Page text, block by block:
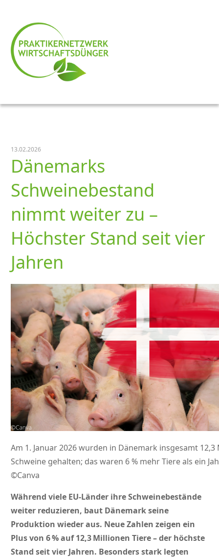
13.02.2026
Dänemarks
Schweinebestand
nimmt weiter zu –
Höchster Stand seit vier
Jahren
Am 1. Januar 2026 wurden in Dänemark insgesamt 12,3
Schweine gehalten; das waren 6 % mehr Tiere als ein
©Canva
Während viele EU-Länder ihre Schweinebestände
weiter reduzieren, baut Dänemark seine
Produktion wieder aus. Neue Zahlen zeigen ein
Plus von 6 % auf 12,3 Millionen Tiere – der höchste
Stand seit vier Jahren. Besonders stark legten